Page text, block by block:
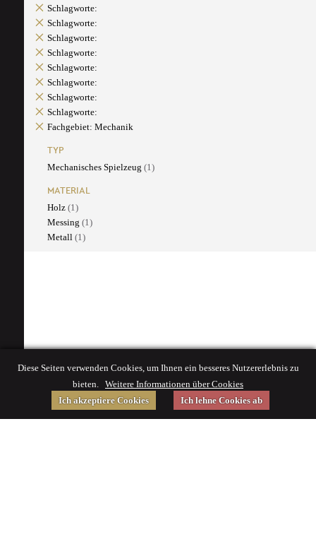
Schlagworte:
Schlagworte:
Schlagworte:
Schlagworte:
Schlagworte:
Schlagworte:
Schlagworte:
Schlagworte:
Fachgebiet: Mechanik
TYP
Mechanisches Spielzeug (1)
MATERIAL
Holz (1)
Messing (1)
Metall (1)
Diese Seiten verwenden Cookies, um Ihnen ein besseres Nutzererlebnis zu
bieten. Weitere Informationen über Cookies
Ich akzeptiere Cookies
Ich lehne Cookies ab